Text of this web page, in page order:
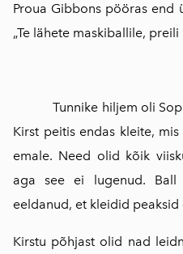
Proua Gibbons pööras end
„Te lähete maskiballile,
Tunnike hiljem oli
Kirst peitis endas kleite,
emale. Need olid kõik
aga see ei lugenud.
eeldanud, et kleidid
Kirstu põhjast olid nad